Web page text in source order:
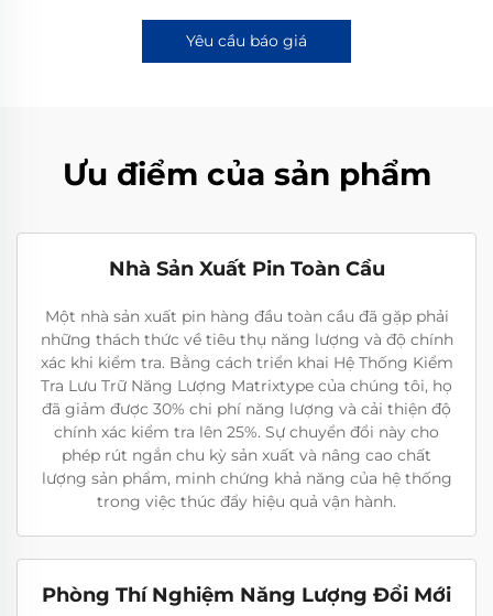
Yêu cầu báo giá
Ưu điểm của sản phẩm
Nhà Sản Xuất Pin Toàn Cầu
Một nhà sản xuất pin hàng đầu toàn cầu đã gặp phải
những thách thức về tiêu thụ năng lượng và độ chính
xác khi kiểm tra. Bằng cách triển khai Hệ Thống Kiểm
Tra Lưu Trữ Năng Lượng Matrixtype của chúng tôi, họ
đã giảm được 30% chi phí năng lượng và cải thiện độ
chính xác kiểm tra lên 25%. Sự chuyển đổi này cho
phép rút ngắn chu kỳ sản xuất và nâng cao chất
lượng sản phẩm, minh chứng khả năng của hệ thống
trong việc thúc đẩy hiệu quả vận hành.
Phòng Thí Nghiệm Năng Lượng Đổi Mới